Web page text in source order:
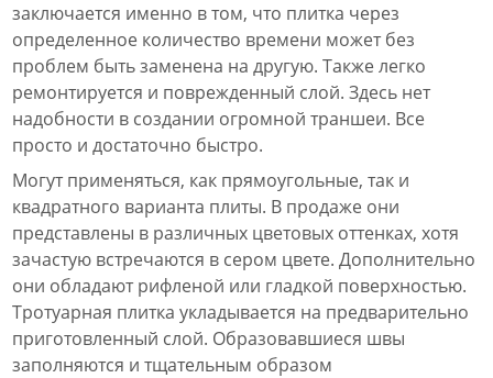
заключается именно в том, что плитка через
определенное количество времени может без
проблем быть заменена на другую. Также легко
ремонтируется и поврежденный слой. Здесь нет
надобности в создании огромной траншеи. Все
просто и достаточно быстро.
Могут применяться, как прямоугольные, так и
квадратного варианта плиты. В продаже они
представлены в различных цветовых оттенках, хотя
зачастую встречаются в сером цвете. Дополнительно
они обладают рифленой или гладкой поверхностью.
Тротуарная плитка укладывается на предварительно
приготовленный слой. Образовавшиеся швы
заполняются и тщательным образом